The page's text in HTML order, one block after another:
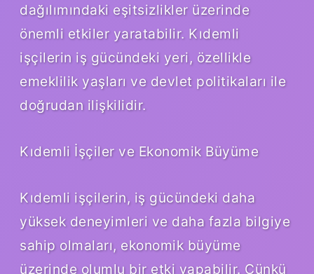
dağılımındaki eşitsizlikler üzerinde
önemli etkiler yaratabilir. Kıdemli
işçilerin iş gücündeki yeri, özellikle
emeklilik yaşları ve devlet politikaları ile
doğrudan ilişkilidir.
Kıdemli İşçiler ve Ekonomik Büyüme
Kıdemli işçilerin, iş gücündeki daha
yüksek deneyimleri ve daha fazla bilgiye
sahip olmaları, ekonomik büyüme
üzerinde olumlu bir etki yapabilir. Çünkü